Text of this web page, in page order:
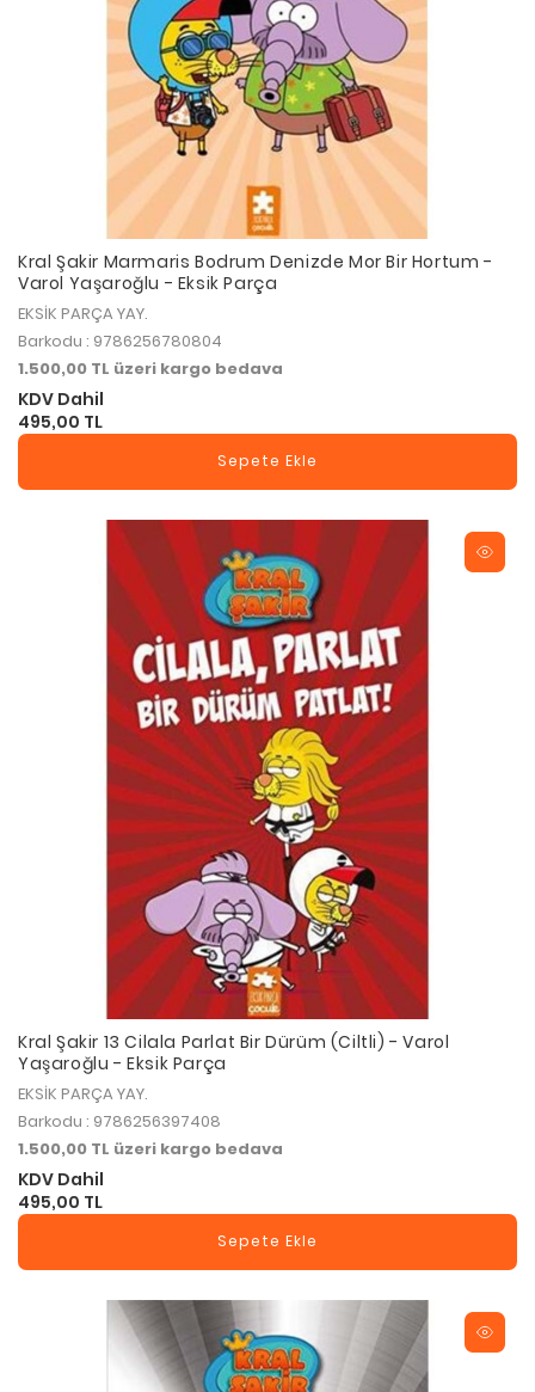
Kral Şakir Marmaris Bodrum Denizde Mor Bir Hortum -
Varol Yaşaroğlu - Eksik Parça
EKSİK PARÇA YAY.
Barkodu : 9786256780804
1.500,00 TL üzeri kargo bedava
KDV Dahil
495,00 TL
Sepete Ekle
Kral Şakir 13 Cilala Parlat Bir Dürüm (Ciltli) - Varol
Yaşaroğlu - Eksik Parça
EKSİK PARÇA YAY.
Barkodu : 9786256397408
1.500,00 TL üzeri kargo bedava
KDV Dahil
495,00 TL
Sepete Ekle